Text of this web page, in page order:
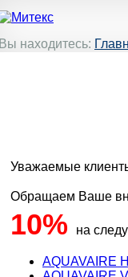
Вы находитесь:
Уважаемые
Обращаем Ваше
10%
на
AQUAVAIRE